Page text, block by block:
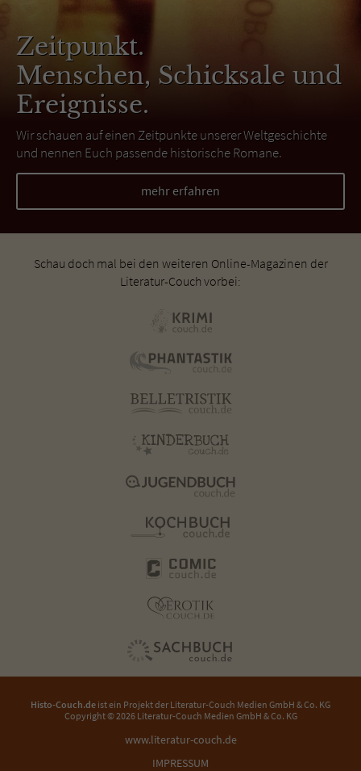
Zeitpunkt.
Menschen, Schicksale und
Ereignisse.
Wir schauen auf einen Zeitpunkte unserer Weltgeschichte
und nennen Euch passende historische Romane.
mehr erfahren
Schau doch mal bei den weiteren Online-Magazinen der
Literatur-Couch vorbei:
Histo-Couch.de ist ein Projekt der Literatur-Couch Medien GmbH & Co. KG
Copyright © 2026 Literatur-Couch Medien GmbH & Co. KG
www.literatur-couch.de
IMPRESSUM